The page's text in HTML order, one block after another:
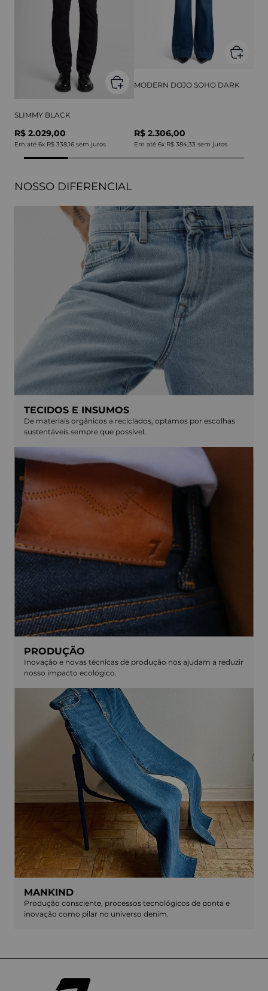
SLIMMY BLACK
R$ 2.029,00
Em até 6x R$ 338,16 sem juros
MODERN DOJO SOHO DARK
R$ 2.306,00
Em até 6x R$ 384,33 sem juros
NOSSO DIFERENCIAL
TECIDOS E INSUMOS
De materiais orgânicos a reciclados, optamos por escolhas
sustentáveis sempre que possível.
PRODUÇÃO
Inovação e novas técnicas de produção nos ajudam a reduzir
nosso impacto ecológico.
MANKIND
Produção consciente, processos tecnológicos de ponta e
inovação como pilar no universo denim.